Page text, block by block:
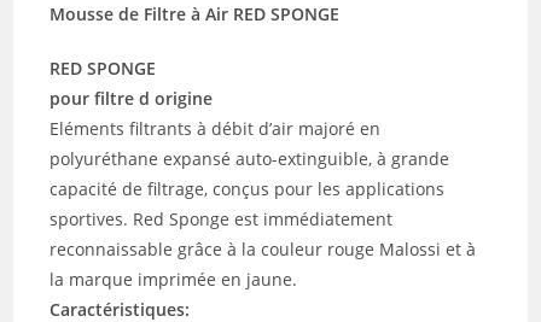
Mousse de Filtre à Air RED SPONGE
RED SPONGE
pour filtre d origine
Eléments filtrants à débit d’air majoré en
polyuréthane expansé auto-extinguible, à grande
capacité de filtrage, conçus pour les applications
sportives. Red Sponge est immédiatement
reconnaissable grâce à la couleur rouge Malossi et à
la marque imprimée en jaune.
Caractéristiques: